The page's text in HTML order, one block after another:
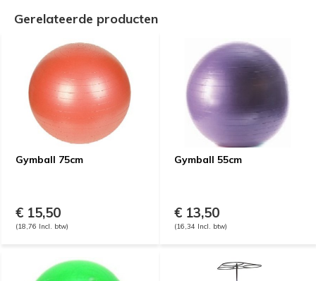
Gerelateerde producten
Gymball 75cm
€ 15,50
(18,76 Incl. btw)
Gymball 55cm
€ 13,50
(16,34 Incl. btw)